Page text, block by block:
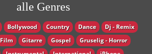
alle Genres
Bollywood Country Dance
Dj - Remix
Film Gitarre Gospel
Gruselig - Horror